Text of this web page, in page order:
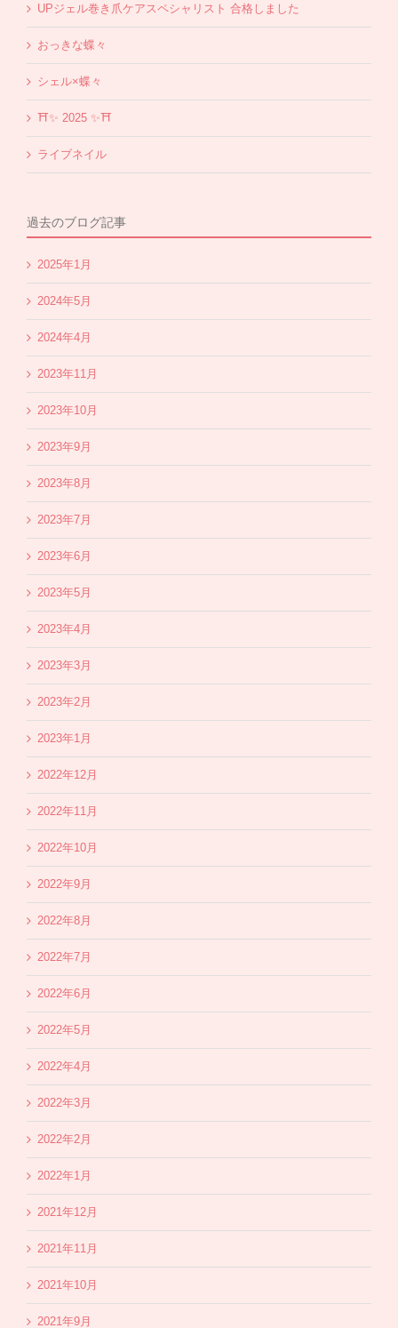
UPジェル巻き爪ケアスペシャリスト 合格しました
おっきな蝶々
シェル×蝶々
⛩✨️ 2025 ✨️⛩
ライブネイル
過去のブログ記事
2025年1月
2024年5月
2024年4月
2023年11月
2023年10月
2023年9月
2023年8月
2023年7月
2023年6月
2023年5月
2023年4月
2023年3月
2023年2月
2023年1月
2022年12月
2022年11月
2022年10月
2022年9月
2022年8月
2022年7月
2022年6月
2022年5月
2022年4月
2022年3月
2022年2月
2022年1月
2021年12月
2021年11月
2021年10月
2021年9月